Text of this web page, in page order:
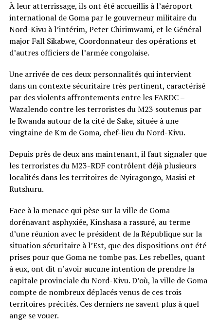
À leur atterrissage, ils ont été accueillis à l’aéroport
international de Goma par le gouverneur militaire du
Nord-Kivu à l’intérim, Peter Chirimwami, et le Général
major Fall Sikabwe, Coordonnateur des opérations et
d’autres officiers de l’armée congolaise.
Une arrivée de ces deux personnalités qui intervient
dans un contexte sécuritaire très pertinent, caractérisé
par des violents affrontements entre les FARDC –
Wazalendo contre les terroristes du M23 soutenus par
le Rwanda autour de la cité de Sake, située à une
vingtaine de Km de Goma, chef-lieu du Nord-Kivu.
Depuis près de deux ans maintenant, il faut signaler que
les terroristes du M23-RDF contrôlent déjà plusieurs
localités dans les territoires de Nyiragongo, Masisi et
Rutshuru.
Face à la menace qui pèse sur la ville de Goma
dorénavant asphyxiée, Kinshasa a rassuré, au terme
d’une réunion avec le président de la République sur la
situation sécuritaire à l’Est, que des dispositions ont été
prises pour que Goma ne tombe pas. Les rebelles, quant
à eux, ont dit n’avoir aucune intention de prendre la
capitale provinciale du Nord-Kivu. D’où, la ville de Goma
compte de nombreux déplacés venus de ces trois
territoires précités. Ces derniers ne savent plus à quel
ange se vouer.